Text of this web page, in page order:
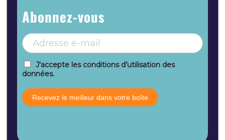
Abonnez-vous
J'accepte les conditions d’utilisation des
données.